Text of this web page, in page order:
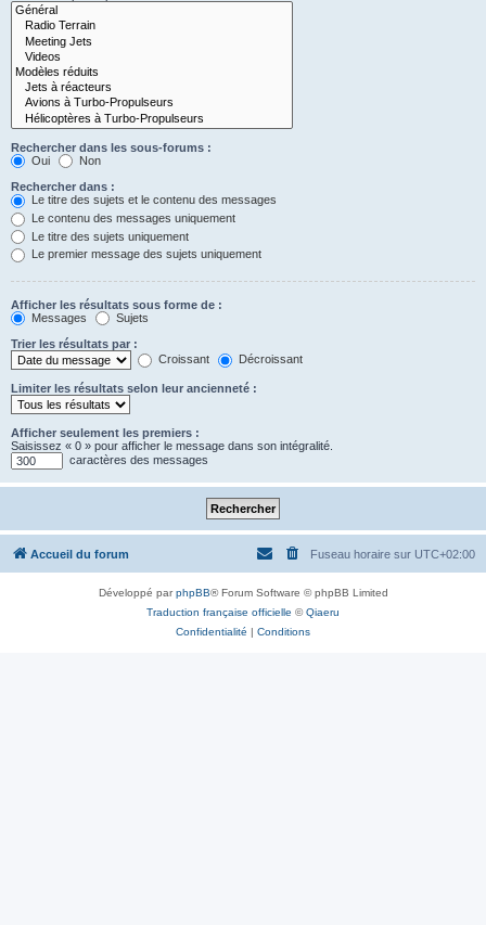
Rechercher dans les sous-forums :
Oui
Non
Rechercher dans :
Le titre des sujets et le contenu des messages
Le contenu des messages uniquement
Le titre des sujets uniquement
Le premier message des sujets uniquement
Afficher les résultats sous forme de :
Messages
Sujets
Trier les résultats par :
Croissant
Décroissant
Limiter les résultats selon leur ancienneté :
Afficher seulement les premiers :
Saisissez « 0 » pour afficher le message dans son intégralité.
caractères des messages
Accueil du forum Fuseau horaire sur UTC+02:00
Développé parphpBB® Forum Software © phpBB Limited
Traduction française officielle ©Qiaeru
Confidentialité
Conditions